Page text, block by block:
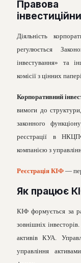
Правова
Діяльність
регулюється
інвестування» та
комісії з цінних
Корпоративний
вимоги до
законного
реєстрації в
компанією з
Реєстрація КІФ —
Як працює
КІФ формується за
зовнішніх
активів КУА.
управління